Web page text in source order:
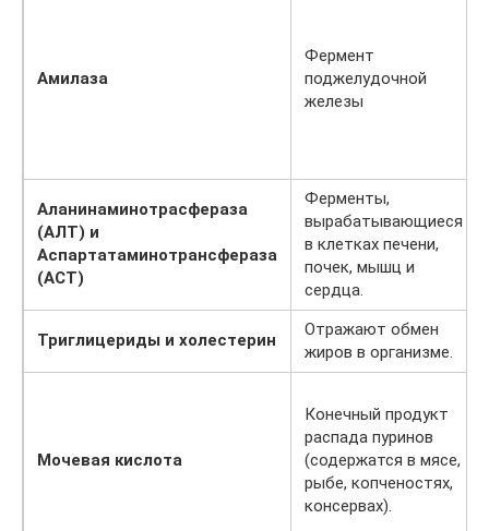
Амилаза
Фермент
поджелудочной
железы
Аланинаминотрасфераза
(АЛТ) и
Аспартатаминотрансфераза
(АСТ)
Ферменты,
вырабатывающиеся
в клетках печени,
почек, мышц и
сердца.
Триглицериды и холестерин
Отражают обмен
жиров в организме.
Мочевая кислота
Конечный продукт
распада пуринов
(содержатся в мясе,
рыбе, копченостях,
консервах).